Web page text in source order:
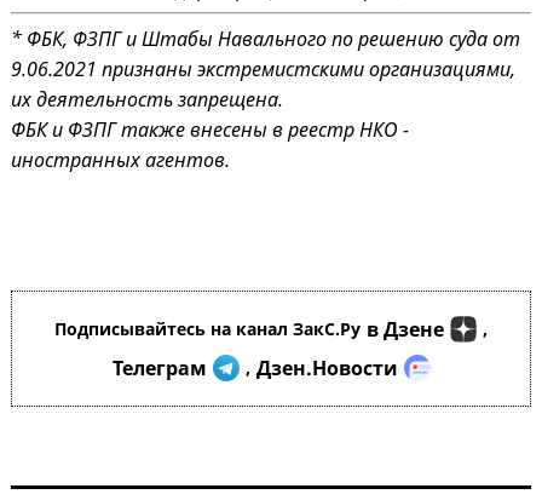
* ФБК, ФЗПГ и Штабы Навального по решению суда от
9.06.2021 признаны экстремистскими организациями,
их деятельность запрещена.
ФБК и ФЗПГ также внесены в реестр НКО -
иностранных агентов.
Подписывайтесь на канал ЗакС.Ру в Дзене ,
Телеграм , Дзен.Новости